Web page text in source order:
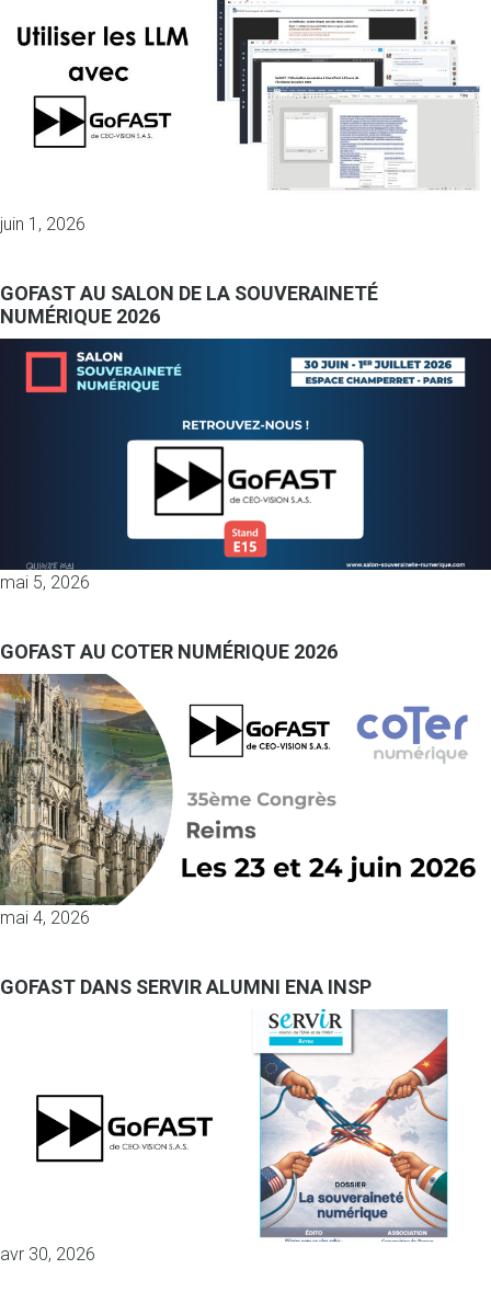
juin 1, 2026
GOFAST AU SALON DE LA SOUVERAINETÉ
NUMÉRIQUE 2026
mai 5, 2026
GOFAST AU COTER NUMÉRIQUE 2026
mai 4, 2026
GOFAST DANS SERVIR ALUMNI ENA INSP
avr 30, 2026